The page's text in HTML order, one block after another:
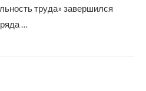
труда» завершился
…